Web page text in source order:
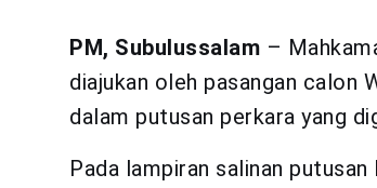
PM, Subulussalam –
diajukan oleh pasangan calon
dalam putusan perkara yang
Pada lampiran salinan